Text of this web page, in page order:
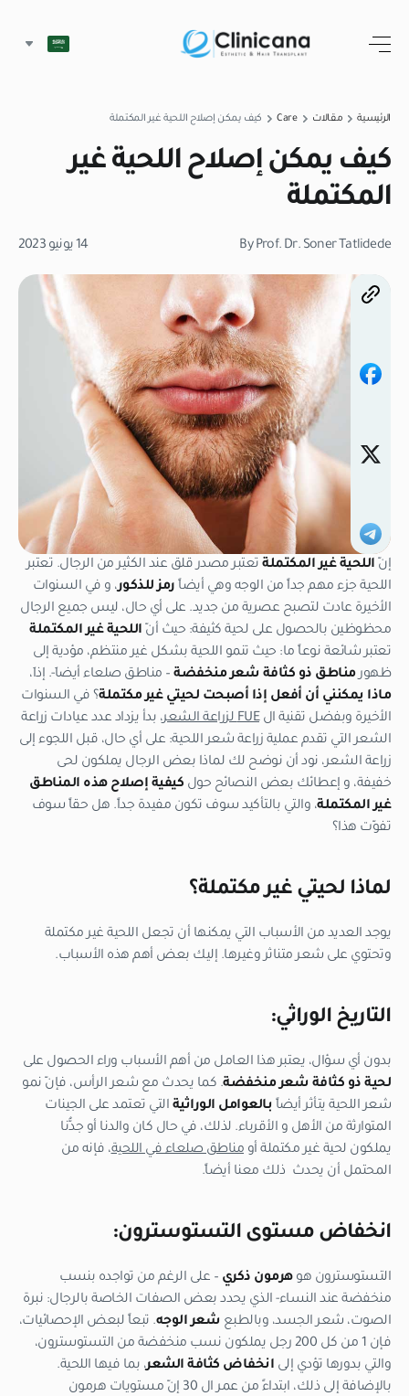
الرئيسية مقالات Care كيف يمكن إصلاح اللحية غير المكتملة
كيف يمكن إصلاح اللحية غير
المكتملة
By Prof. Dr. Soner Tatlidede 14 يونيو 2023
إنّ اللحية غير المكتملة تعتبر مصدر قلق عند الكثير من الرجال. تعتبر
اللحية جزء مهم جداً من الوجه وهي أيضاً رمز للذكور، و في السنوات
الأخيرة عادت لتصبح عصرية من جديد. على أي حال، ليس جميع الرجال
محظوظين بالحصول على لحية كثيفة: حيث أنّ اللحية غير المكتملة
تعتبر شائعة نوعاً ما: حيث تنمو اللحية بشكل غير منتظم، مؤدية إلى
ظهورمناطق ذو كثافة شعر منخفضة – مناطق صلعاء أيضاَ-. إذاَ،
ماذا يمكنني أن أفعل إذا أصبحت لحيتي غير مكتملة؟ في السنوات
الأخيرة وبفضل تقنية الFUEلزراعة الشعر، بدأ يزداد عدد عيادات زراعة
الشعر التي تقدم عملية زراعة شعر اللحية: على أي حال، قبل اللجوء إلى
زراعة الشعر، نود أن نوضح لك لماذا بعض الرجال يملكون لحى
خفيفة، و إعطائك بعض النصائح حول كيفية إصلاح هذه المناطق
غير المكتملة، والتي بالتأكيد سوف تكون مفيدة جداً. هل حقاً سوف
تفوّت هذا؟
لماذا لحيتي غير مكتملة؟
يوجد العديد من الأسباب التي يمكنها أن تجعل اللحية غير مكتملة
وتحتوي على شعر متناثر وغيرها. إليك بعض أهم هذه الأسباب.
التاريخ الوراثي:
بدون أي سؤال، يعتبر هذا العامل من أهم الأسباب وراء الحصول على
لحية ذو كثافة شعر منخفضة. كما يحدث مع شعر الرأس، فإنّ نمو
شعر اللحية يتأثر أيضاً بالعوامل الوراثية التي تعتمد على الجينات
المتوارثة من الأهل و الأقرباء. لذلك، في حال كان والدنا أو جدُّنا
يملكون لحية غير مكتملة أو مناطق صلعاء في اللحية، فإنه من
المحتمل أن يحدث ذلك معنا أيضاً.
انخفاض مستوى التستوسترون:
التستوسترون هوهرمون ذكري – على الرغم من تواجده بنسب
منخفضة عند النساء- الذي يحدد بعض الصفات الخاصة بالرجال: نبرة
الصوت، شعر الجسد، وبالطبع شعر الوجه. تبعاً لبعض الإحصائيات،
فإن 1 من كل 200 رجل يملكون نسب منخفضة من التستوسترون،
والتي بدورها تؤدي إلى انخفاض كثافة الشعر، بما فيها اللحية.
بالإضافة إلى ذلك، ابتداءً من عمر ال 30 إنّ مستويات هرمون